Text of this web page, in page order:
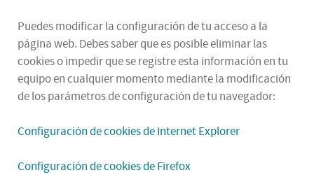
Puedes modificar la configuración de tu acceso a la
página web. Debes saber que es posible eliminar las
cookies o impedir que se registre esta información en tu
equipo en cualquier momento mediante la modificación
de los parámetros de configuración de tu navegador:
Configuración de cookies de Internet Explorer
Configuración de cookies de Firefox